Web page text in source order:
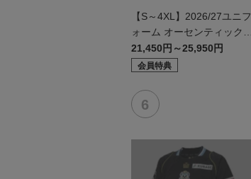
【S～4XL】2026/27ユニフ
ォーム オーセンティックモ
デル:FP1st
21,450円～25,950円
会員特典